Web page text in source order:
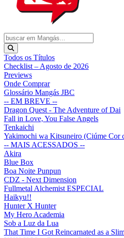
Todos os Títulos
Checklist – Agosto de 2026
Previews
Onde Comprar
Glossário Mangás JBC
-- EM BREVE --
Dragon Quest - The Adventure of Dai
Fall in Love, You False Angels
Tenkaichi
Yakimochi wa Kitsuneiro (Ciúme Cor
-- MAIS ACESSADOS --
Akira
Blue Box
Boa Noite Punpun
CDZ - Next Dimension
Fullmetal Alchemist ESPECIAL
Haikyu!!
Hunter X Hunter
My Hero Academia
Sob a Luz da Lua
That Time I Got Reincarnated as a